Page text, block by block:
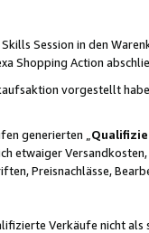
Session in den
Shopping Action
vorgestellt
generierten „
etwaiger
Preisnachlässe,
Verkäufe nicht